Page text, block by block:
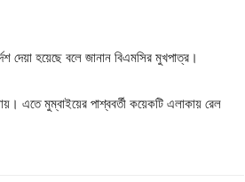
দেয়া হয়েছে বলে জানান বিএমসির মুখপাত্র।
এতে মুম্বাইয়ের পাশ্ববর্তী কয়েকটি এলাকায় রেল